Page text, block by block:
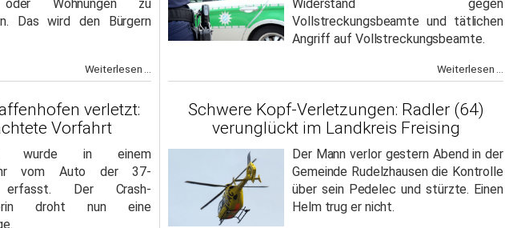
oder Wohnungen zu
Das wird den Bürgern
Weiterlesen ...
Widerstand gegen
Vollstreckungsbeamte und tätlichen
Angriff auf Vollstreckungsbeamte.
Weiterlesen ...
verletzt:
Vorfahrt
wurde in einem
vom Auto der 37-
erfasst. Der Crash-
droht nun eine
Schwere Kopf-Verletzungen: Radler (64)
verunglückt im Landkreis Freising
Der Mann verlor gestern Abend in der
Gemeinde Rudelzhausen die Kontrolle
über sein Pedelec und stürzte. Einen
Helm trug er nicht.